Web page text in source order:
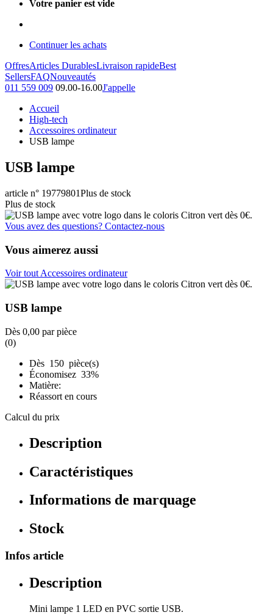
Votre panier est vide
Continuer les achats
OffresArticles DurablesLivraison rapideBest
SellersFAQNouveautés
011 559 009 09.00-16.00J'appelle
Accueil
High-tech
Accessoires ordinateur
USB lampe
USB lampe
article n° 19779801Plus de stock
Plus de stock
Vous avez des questions? Contactez-nous
Vous aimerez aussi
Voir tout Accessoires ordinateur
USB lampe
Dès 0,00 par pièce
(0)
Dès 150 pièce(s)
Économisez 33%
Matière:
Réassort en cours
Calcul du prix
Description
Caractéristiques
Informations de marquage
Stock
Infos article
Description
Mini lampe 1 LED en PVC sortie USB.